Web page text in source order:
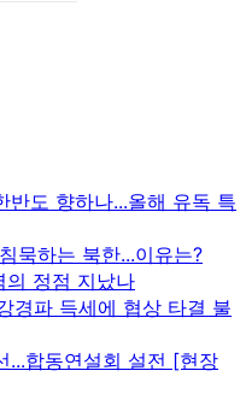
도 향하나...올해 유독 특
묵하는 북한...이유는?
의 정점 지났나
경파 득세에 협상 타결 불
...합동연설회 설전 [현장